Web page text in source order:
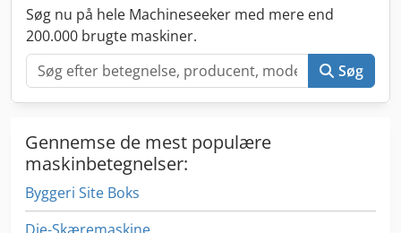
Søg nu på hele Machineseeker med mere end
200.000 brugte maskiner.
Søg
Gennemse de mest populære
maskinbetegnelser:
Byggeri Site Boks